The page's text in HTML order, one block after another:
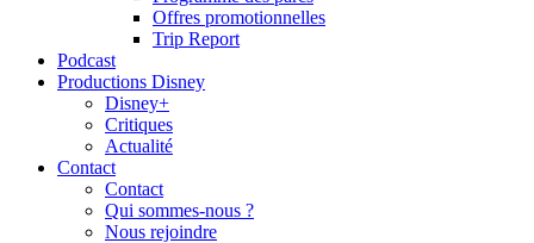
Offres promotionnelles
Trip Report
Podcast
Productions Disney
Disney+
Critiques
Actualité
Contact
Contact
Qui sommes-nous ?
Nous rejoindre